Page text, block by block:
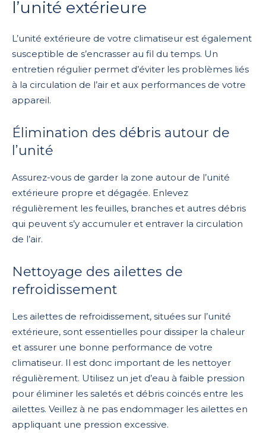
l’unité extérieure
L’unité extérieure de votre climatiseur est également
susceptible de s’encrasser au fil du temps. Un
entretien régulier permet d’éviter les problèmes liés
à la circulation de l’air et aux performances de votre
appareil.
Élimination des débris autour de
l’unité
Assurez-vous de garder la zone autour de l’unité
extérieure propre et dégagée. Enlevez
régulièrement les feuilles, branches et autres débris
qui peuvent s’y accumuler et entraver la circulation
de l’air.
Nettoyage des ailettes de
refroidissement
Les ailettes de refroidissement, situées sur l’unité
extérieure, sont essentielles pour dissiper la chaleur
et assurer une bonne performance de votre
climatiseur. Il est donc important de les nettoyer
régulièrement. Utilisez un jet d’eau à faible pression
pour éliminer les saletés et débris coincés entre les
ailettes. Veillez à ne pas endommager les ailettes en
appliquant une pression excessive.